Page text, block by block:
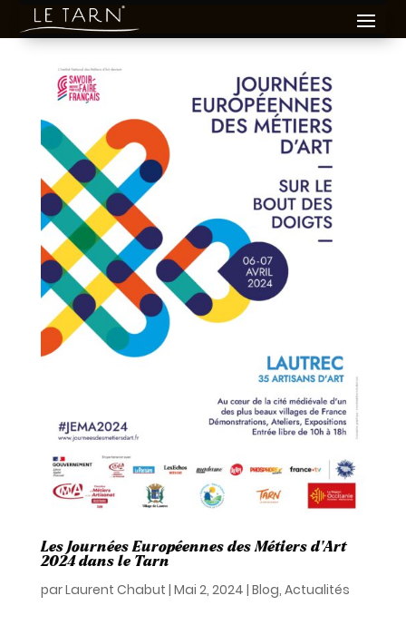
Les Journées Européennes des Métiers d’Art
2024 dans le Tarn
parLaurent Chabut | Mai 2, 2024 | Blog, Actualités